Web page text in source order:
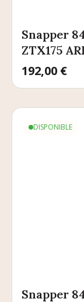
Snapper
ZTX175
Prix
192,00 €
DISPONIBLE
Snapper